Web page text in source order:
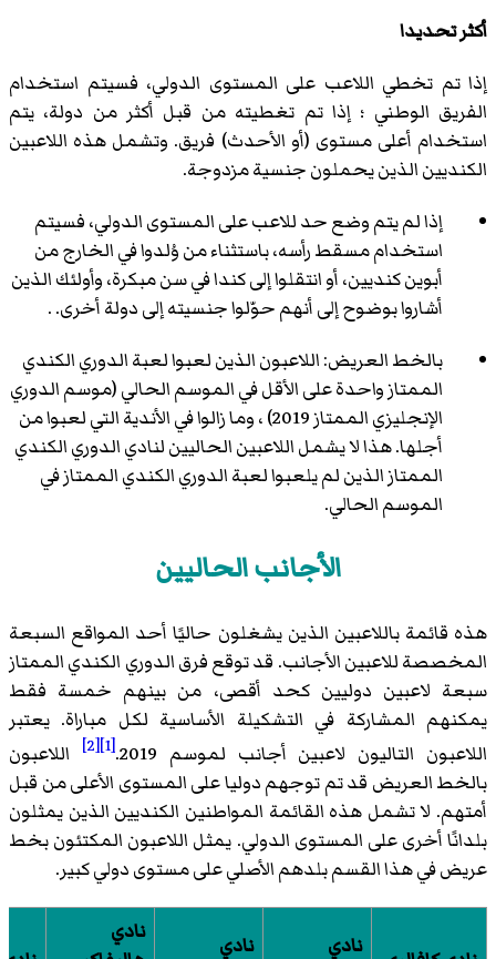
أكثر تحديدا
إذا تم تخطي اللاعب على المستوى الدولي، فسيتم استخدام
الفريق الوطني ؛ إذا تم تغطيته من قبل أكثر من دولة، يتم
استخدام أعلى مستوى (أو الأحدث) فريق. وتشمل هذه اللاعبين
الكنديين الذين يحملون جنسية مزدوجة.
إذا لم يتم وضع حد للاعب على المستوى الدولي، فسيتم
استخدام مسقط رأسه، باستثناء من وُلدوا في الخارج من
أبوين كنديين، أو انتقلوا إلى كندا في سن مبكرة، وأولئك الذين
أشاروا بوضوح إلى أنهم حوّلوا جنسيته إلى دولة أخرى. .
بالخط العريض: اللاعبون الذين لعبوا لعبة الدوري الكندي
الممتاز واحدة على الأقل في الموسم الحالي (موسم الدوري
الإنجليزي الممتاز 2019) ، وما زالوا في الأندية التي لعبوا من
أجلها. هذا لا يشمل اللاعبين الحاليين لنادي الدوري الكندي
الممتاز الذين لم يلعبوا لعبة الدوري الكندي الممتاز في
الموسم الحالي.
الأجانب الحاليين
هذه قائمة باللاعبين الذين يشغلون حاليًا أحد المواقع السبعة
المخصصة للاعبين الأجانب. قد توقع فرق الدوري الكندي الممتاز
سبعة لاعبين دوليين كحد أقصى، من بينهم خمسة فقط
يمكنهم المشاركة في التشكيلة الأساسية لكل مباراة. يعتبر
اللاعبون التاليون لاعبين أجانب لموسم 2019.
[1]
[2]
اللاعبون
بالخط العريض قد تم توجهم دوليا على المستوى الأعلى من قبل
أمتهم. لا تشمل هذه القائمة المواطنين الكنديين الذين يمثلون
بلدانًا أخرى على المستوى الدولي. يمثل اللاعبون المكتئون بخط
عريض في هذا القسم بلدهم الأصلي على مستوى دولي كبير.
نادي نادي
نادي